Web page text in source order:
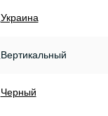
Украина
Вертикальный
Черный